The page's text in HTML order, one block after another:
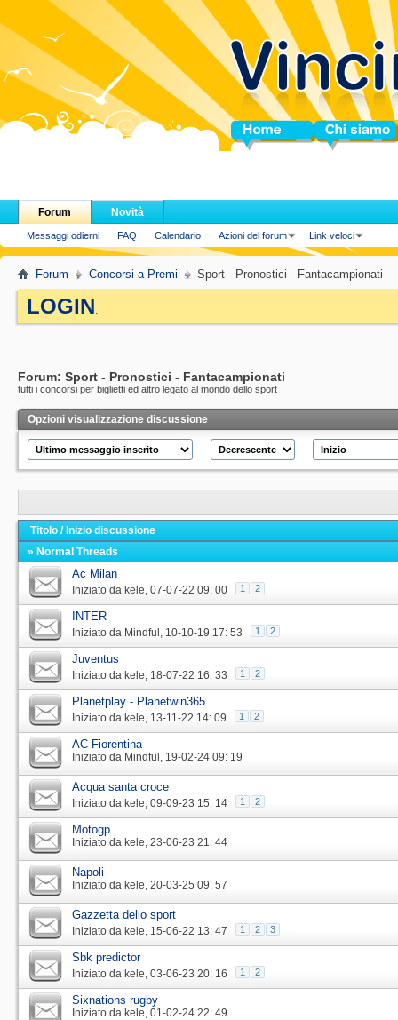
Home Chi siamo
Forum
Messaggi odierni FAQ Calendario Azioni del forum Link veloci
Novità
Forum Concorsi a Premi Sport - Pronostici - Fantacampionati
LOGIN.
Forum: Sport - Pronostici - Fantacampionati
tutti i concorsi per biglietti ed altro legato al mondo dello sport
Opzioni visualizzazione discussione
Titolo /Inizio discussione
» Normal Threads
Ac Milan
Iniziato da kele‎, 07-07-22 09: 00 1 2
INTER
Iniziato da Mindful‎, 10-10-19 17: 53 1 2
Juventus
Iniziato da kele‎, 18-07-22 16: 33 1 2
Planetplay - Planetwin365
Iniziato da kele‎, 13-11-22 14: 09 1 2
AC Fiorentina
Iniziato da Mindful‎, 19-02-24 09: 19
Acqua santa croce
Iniziato da kele‎, 09-09-23 15: 14 1 2
Motogp
Iniziato da kele‎, 23-06-23 21: 44
Napoli
Iniziato da kele‎, 20-03-25 09: 57
Gazzetta dello sport
Iniziato da kele‎, 15-06-22 13: 47 1 2 3
Sbk predictor
Iniziato da kele‎, 03-06-23 20: 16 1 2
Sixnations rugby
Iniziato da kele‎, 01-02-24 22: 49